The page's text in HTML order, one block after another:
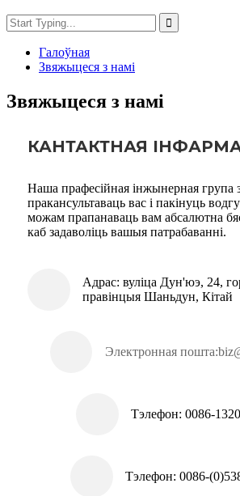
Галоўная
Звяжыцеся з намі
Звяжыцеся з намі
КАНТАКТНАЯ
Наша прафесійная інжынерная група
пракансультаваць вас і пакінуць
можам прапанаваць вам абсалютна
каб задаволіць вашыя патрабаванні.
Адрас: вуліца Дун'юэ, 24,
правінцыя Шаньдун, Кітай
Электронная пошта:
Тэлефон: 0086-
Тэлефон: 0086-